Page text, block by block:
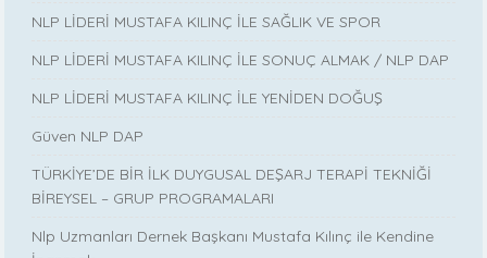
NLP LİDERİ MUSTAFA KILINÇ İLE SAĞLIK VE SPOR
NLP LİDERİ MUSTAFA KILINÇ İLE SONUÇ ALMAK / NLP DAP
NLP LİDERİ MUSTAFA KILINÇ İLE YENİDEN DOĞUŞ
Güven NLP DAP
TÜRKİYE’DE BİR İLK DUYGUSAL DEŞARJ TERAPİ TEKNİĞİ
BİREYSEL – GRUP PROGRAMALARI
Nlp Uzmanları Dernek Başkanı Mustafa Kılınç ile Kendine